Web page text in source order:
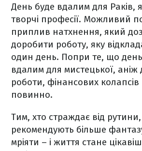
День буде вдалим для Раків,
творчі професії. Можливий
приплив натхнення, який
доробити роботу, яку
один день. Попри те, що
вдалим для мистецької, аніж
роботи, фінансових
повинно.
Тим, хто страждає від
рекомендують більше
мріяти – і життя стане